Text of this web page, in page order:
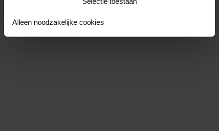
Alleen noodzakelijke cookies